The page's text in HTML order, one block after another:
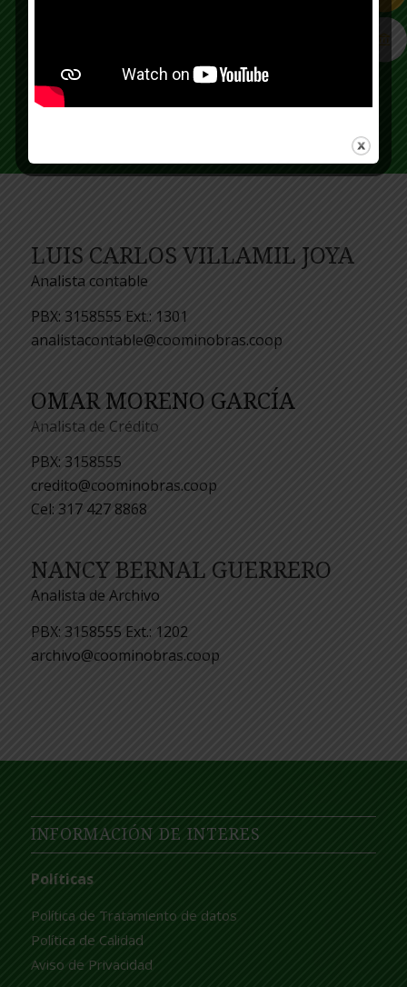
Cel: 318 337 9434
LUIS CARLOS VILLAMIL JOYA
Analista contable
PBX: 3158555 Ext.: 1301
analistacontable@coominobras.coop
OMAR MORENO GARCÍA
Analista de Crédito
PBX: 3158555
credito@coominobras.coop
Cel: 317 427 8868
NANCY BERNAL GUERRERO
Analista de Archivo
PBX: 3158555 Ext.: 1202
archivo@coominobras.coop
INFORMACIÓN DE INTERES
Políticas
Política de Tratamiento de datos
Política de Calidad
Aviso de Privacidad